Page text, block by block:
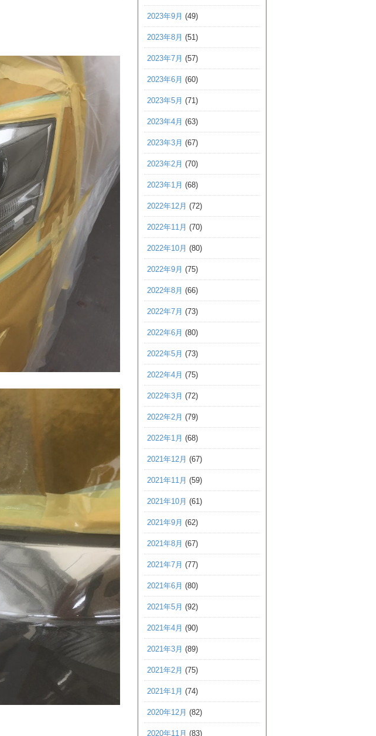
2023年9月 (49)
2023年8月 (51)
2023年7月 (57)
2023年6月 (60)
2023年5月 (71)
2023年4月 (63)
2023年3月 (67)
2023年2月 (70)
2023年1月 (68)
2022年12月 (72)
2022年11月 (70)
2022年10月 (80)
2022年9月 (75)
2022年8月 (66)
2022年7月 (73)
2022年6月 (80)
2022年5月 (73)
2022年4月 (75)
2022年3月 (72)
2022年2月 (79)
2022年1月 (68)
2021年12月 (67)
2021年11月 (59)
2021年10月 (61)
2021年9月 (62)
2021年8月 (67)
2021年7月 (77)
2021年6月 (80)
2021年5月 (92)
2021年4月 (90)
2021年3月 (89)
2021年2月 (75)
2021年1月 (74)
2020年12月 (82)
2020年11月 (83)